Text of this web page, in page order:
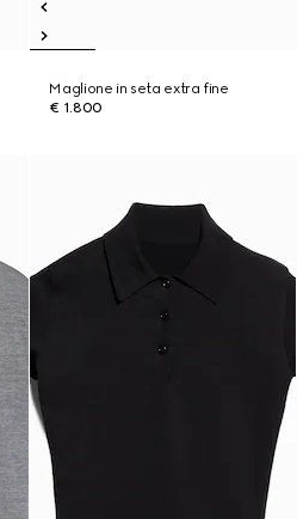
Maglione in seta extra fine
€ 1.800